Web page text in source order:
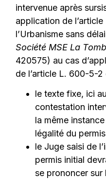
intervenue après
application de
l’Urbanisme sans
Société MSE La
420575) au cas
de l’article L. 600-5-2
le texte fixe, ici
contestation
la même
légalité du
le Juge saisi de
permis initial
se prononcer